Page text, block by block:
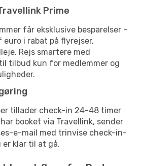
Prime
får eksklusive besparelser –
i rabat på flyrejser,
Rejs smartere med
tilbud kun for medlemmer og
tillader check-in 24-48 timer
booket via Travellink, sender
e-mail med trinvise check-in-
klar til at gå.